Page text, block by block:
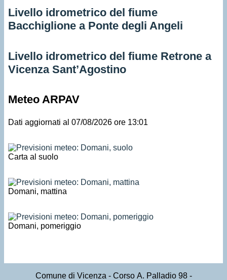
Livello idrometrico del fiume
Bacchiglione a Ponte degli Angeli
Livello idrometrico del fiume Retrone a
Vicenza Sant’Agostino
Meteo ARPAV
Dati aggiornati al 07/08/2026 ore 13:01
Carta al suolo
Domani, mattina
Domani, pomeriggio
Comune di Vicenza - Corso A. Palladio 98 -